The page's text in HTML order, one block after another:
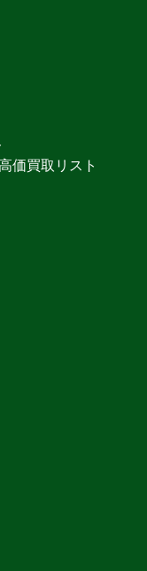
価買取リスト